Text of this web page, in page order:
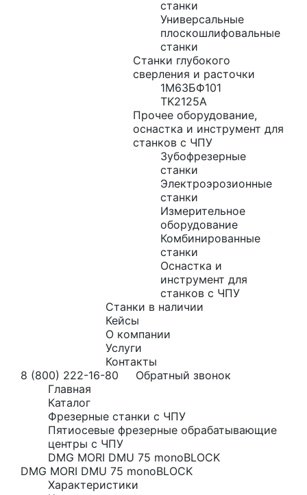
станки
Универсальные
плоскошлифовальные
станки
Станки глубокого
сверления и расточки
1М63БФ101
TK2125A
Прочее оборудование,
оснастка и инструмент для
станков с ЧПУ
Зубофрезерные
станки
Электроэрозионные
станки
Измерительное
оборудование
Комбинированные
станки
Оснастка и
инструмент для
станков с ЧПУ
Станки в наличии
Кейсы
О компании
Услуги
Контакты
8 (800) 222-16-80
Обратный звонок
Главная
Каталог
Фрезерные станки с ЧПУ
Пятиосевые фрезерные обрабатывающие
центры с ЧПУ
DMG MORI DMU 75 monoBLOCK
DMG MORI DMU 75 monoBLOCK
Характеристики